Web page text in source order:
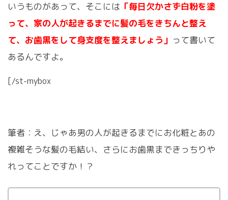
いうものがあって、そこには 「毎日欠かさず白粉を塗
って、家の人が起きるまでに髪の毛をきちんと整え
て、お歯黒をして身支度を整えましょう」 って書いて
あるんですよ。
[/st-mybox
筆者：え、じゃあ男の人が起きるまでにお化粧とあの
複雑そうな髪の毛結い、さらにお歯黒まできっちりや
れってことですか！？